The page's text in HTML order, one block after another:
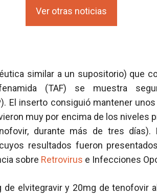
Ver otras noticias
similar a un supositorio) que
(TAF) se muestra
El inserto consiguió mantener
muy por encima de los niveles
durante más de tres días).
resultados fueron
sobre Retrovirus e Infecciones
elvitegravir y 20mg de tenofovir